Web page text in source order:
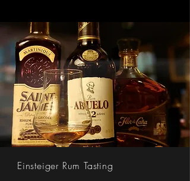
Einsteiger Rum Tasting